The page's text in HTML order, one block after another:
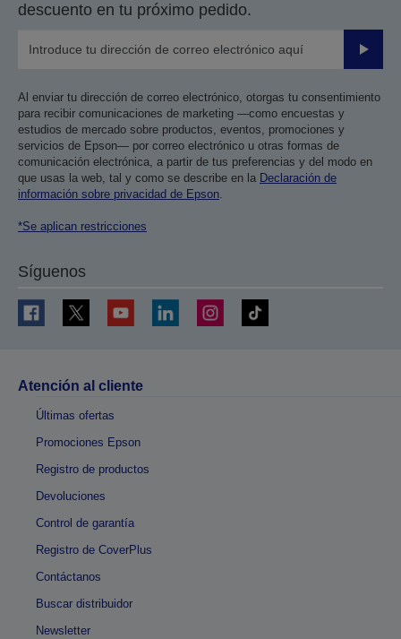
descuento en tu próximo pedido.
Enviar
Al enviar tu dirección de correo electrónico, otorgas tu consentimiento
para recibir comunicaciones de marketing —como encuestas y
estudios de mercado sobre productos, eventos, promociones y
servicios de Epson— por correo electrónico u otras formas de
comunicación electrónica, a partir de tus preferencias y del modo en
que usas la web, tal y como se describe en la Declaración de
información sobre privacidad de Epson.
*Se aplican restricciones
Síguenos
Atención al cliente
Últimas ofertas
Promociones Epson
Registro de productos
Devoluciones
Control de garantía
Registro de CoverPlus
Contáctanos
Buscar distribuidor
Newsletter